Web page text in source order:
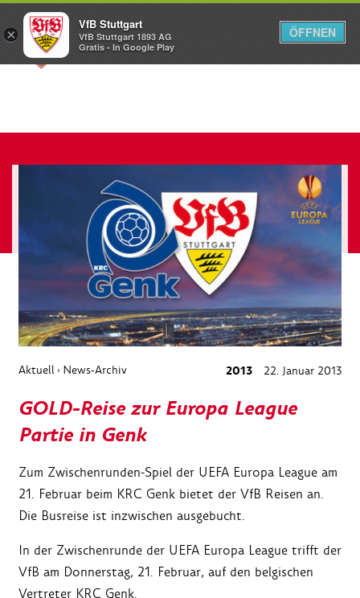
Menü
Aktuell › News-Archiv 2013 22. Januar 2013
GOLD-Reise zur Europa League
Partie in Genk
Zum Zwischenrunden-Spiel der UEFA Europa League am
21. Februar beim KRC Genk bietet der VfB Reisen an.
Die Busreise ist inzwischen ausgebucht.
In der Zwischenrunde der UEFA Europa League trifft der
VfB am Donnerstag, 21. Februar, auf den belgischen
Vertreter KRC Genk.
×
VfB Stuttgart
VfB Stuttgart 1893 AG
Gratis - In Google Play
ÖFFNEN